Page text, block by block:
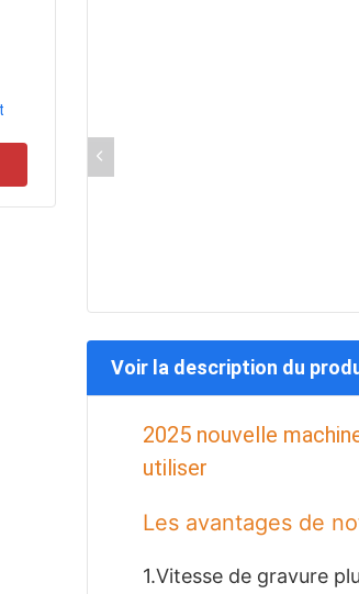
Voir la description du
2025 nouvelle
utiliser
Les avantages de
1.Vitesse de gravure